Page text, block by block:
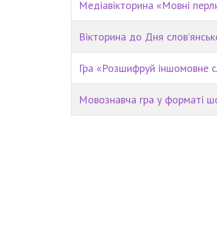
Медіавікторина «Мовні
Вікторина до Дня
Гра «Розшифруй іншомовне
Мовознавча гра у форматі